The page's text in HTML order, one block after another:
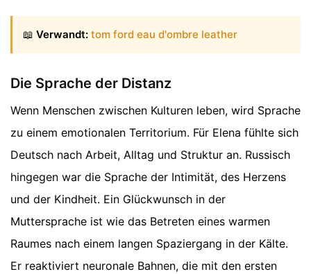
📖 Verwandt: tom ford eau d'ombre leather
Die Sprache der Distanz
Wenn Menschen zwischen Kulturen leben, wird Sprache
zu einem emotionalen Territorium. Für Elena fühlte sich
Deutsch nach Arbeit, Alltag und Struktur an. Russisch
hingegen war die Sprache der Intimität, des Herzens
und der Kindheit. Ein Glückwunsch in der
Muttersprache ist wie das Betreten eines warmen
Raumes nach einem langen Spaziergang in der Kälte.
Er reaktiviert neuronale Bahnen, die mit den ersten